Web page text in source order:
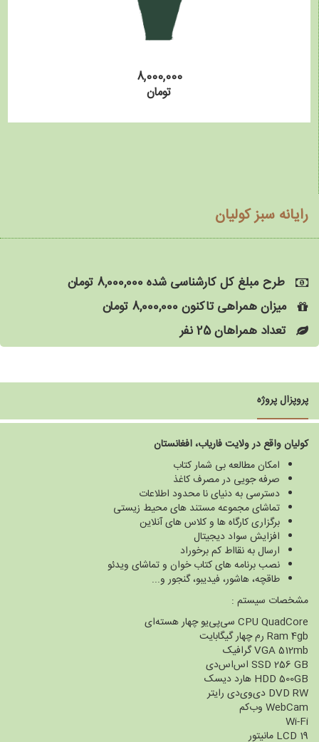
8,000,000
تومان
رایانه سبز کولیان
طرح مبلغ کل کارشناسی شده8,000,000 تومان
میزان همراهی تاکنون8,000,000 تومان
تعداد همراهان25نفر
پروپزال پروژه
کولیان واقع در ولایت فاریاب، افغانستان
امکان مطالعه بی شمار کتاب
صرفه جویی در مصرف کاغذ
دسترسی به دنیای نا محدود اطلاعات
تماشای مجموعه مستند های محیط زیستی
برگزاری کارگاه ها و کلاس های آنلاین
افزایش سواد دیجیتال
ارسال به نقااط کم برخوراد
نصب برنامه های کتاب خوان و تماشای ویدئو
طاقچه، هاشور، فیدیبو، گنجور و...
مشخصات سیستم :
CPU QuadCore سی‌پی‌یو چهار هسته‌ای
Ram 4gb رم چهار گیگابایت
VGA 512mb گرافیک
SSD 256 GB اس‌اس‌دی
HDD 500GB هارد دیسک
DVD RW دی‌وی‌دی رایتر
WebCam وب‌کم
Wi-Fi
LCD 19 مانیتور